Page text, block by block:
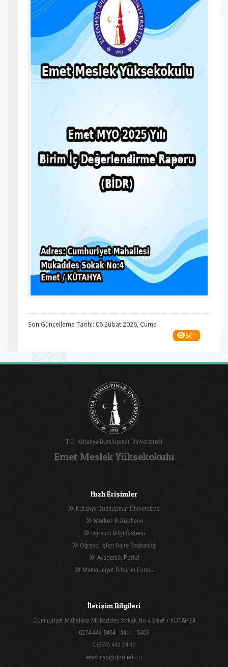
Son Güncelleme Tarihi: 06 Şubat 2026, Cuma
861
T.C. Kütahya Dumlupınar Üniversitesi
Emet Meslek Yüksekokulu
Hızlı Erişimler
Kütahya Dumlupınar Üniversitesi
Merkez Kütüphane
Öğrenci Bilgi Sistemi
Öğrenci İşleri Daire Başkanlığı
Akademik Portal
Memnuniyet Bildirim Formu
İletişim Bilgileri
Cumhuriyet Mahallesi Mukaddes Sokak No:4 Emet / KÜTAHYA
0274 443 5454 - 5411 - 5409
0 (274) 443 04 13
emetmyo@dpu.edu.tr